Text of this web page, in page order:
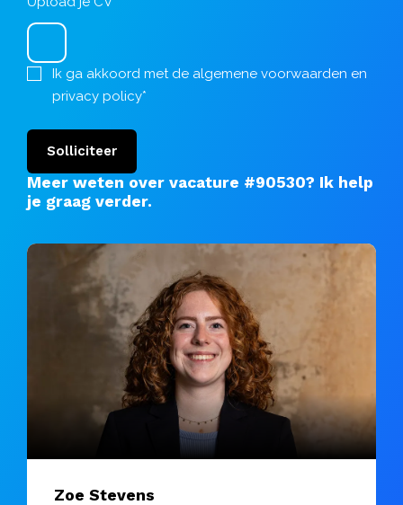
Ik ga akkoord met de algemene voorwaarden en
privacy policy*
Solliciteer
Meer weten over vacature #90530? Ik help
je graag verder.
Zoe Stevens